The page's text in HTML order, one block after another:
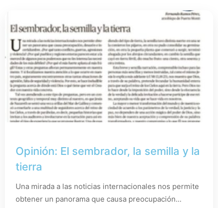
Opinión: El sembrador, la semilla y la
tierra
Una mirada a las noticias internacionales nos permite
obtener un panorama que causa preocupación...